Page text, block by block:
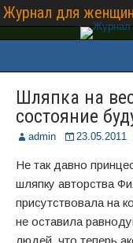
Журнал для
Шляпка на
состояние
admin 23.05.2011
Не так давно
шляпку авторства
присутствовала на
не оставила
людей, что теперь